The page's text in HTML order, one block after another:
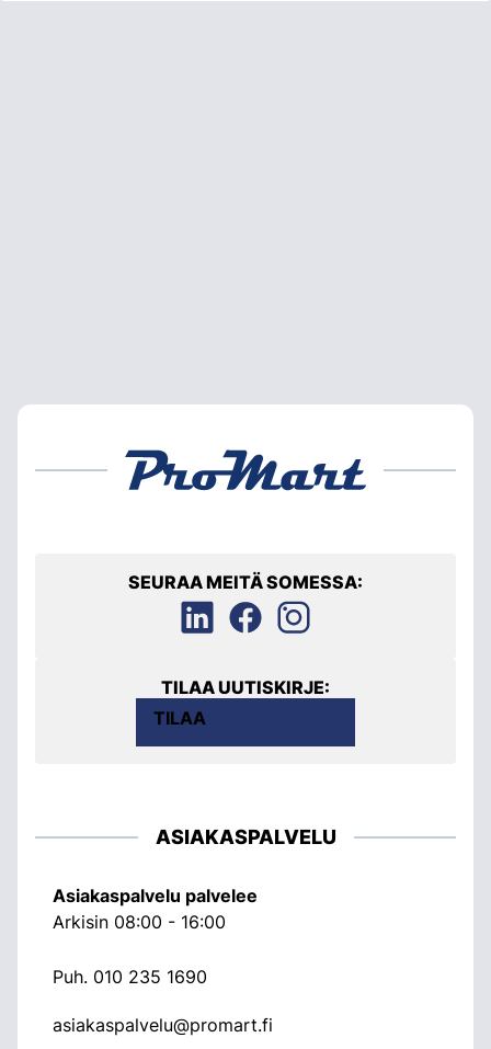
SEURAA MEITÄ SOMESSA:
TILAA UUTISKIRJE:
TILAA
ASIAKASPALVELU
Asiakaspalvelu palvelee
Arkisin 08:00 - 16:00
Puh. 010 235 1690
asiakaspalvelu@promart.fi